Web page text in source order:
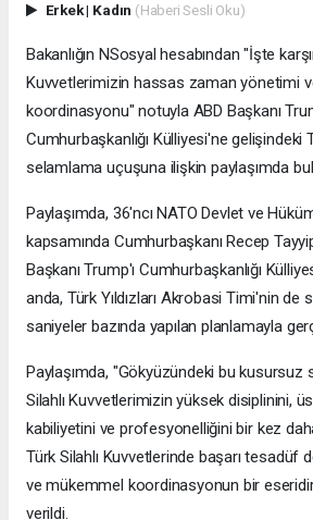
Erkek| Kadın (Haberi Sesli Oku)
Bakanlığın NSosyal hesabından "İşte
Kuvvetlerimizin hassas zaman yönetimi
koordinasyonu" notuyla ABD Başkanı
Cumhurbaşkanlığı Külliyesi'ne gelişindeki
selamlama uçuşuna ilişkin paylaşımda
Paylaşımda, 36'ncı NATO Devlet ve
kapsamında Cumhurbaşkanı Recep
Başkanı Trump'ı Cumhurbaşkanlığı
anda, Türk Yıldızları Akrobasi Timi'nin
saniyeler bazında yapılan planlamayla
Paylaşımda, "Gökyüzündeki bu kusursuz
Silahlı Kuvvetlerimizin yüksek disiplinini,
kabiliyetini ve profesyonelliğini bir kez
Türk Silahlı Kuvvetlerinde başarı tesadüf
ve mükemmel koordinasyonun bir
verildi.